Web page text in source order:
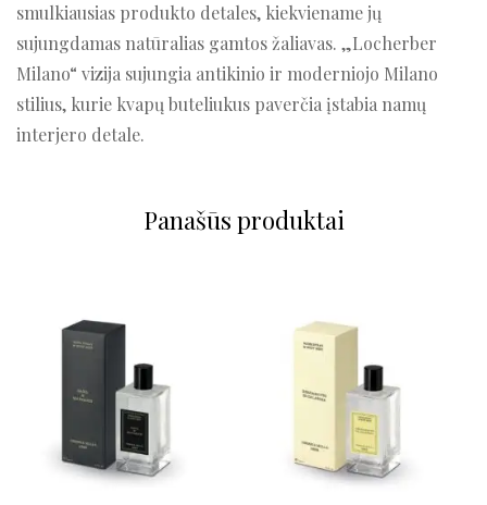
smulkiausias produkto detales, kiekviename jų
sujungdamas natūralias gamtos žaliavas. „Locherber
Milano“ vizija sujungia antikinio ir moderniojo Milano
stilius, kurie kvapų buteliukus paverčia įstabia namų
interjero detale.
Panašūs produktai